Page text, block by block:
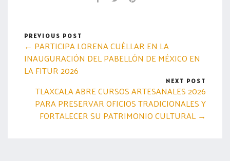
PREVIOUS POST
← PARTICIPA LORENA CUÉLLAR EN LA
INAUGURACIÓN DEL PABELLÓN DE MÉXICO EN
LA FITUR 2026
NEXT POST
TLAXCALA ABRE CURSOS ARTESANALES 2026
PARA PRESERVAR OFICIOS TRADICIONALES Y
FORTALECER SU PATRIMONIO CULTURAL →